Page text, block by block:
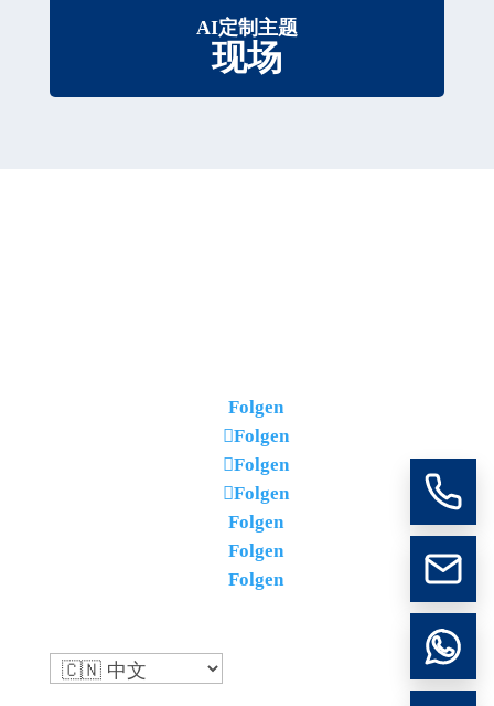
AI定制主题
现场
Folgen
Folgen
Folgen
Folgen
Folgen
Folgen
Folgen